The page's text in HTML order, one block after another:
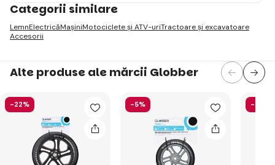
Categorii similare
LemnElectricăMașiniMotociclete și ATV-uriTractoare și excavatoare
Accesorii
Alte produse ale mărcii Globber
-22% -5% -58%